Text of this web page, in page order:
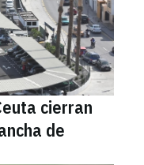
cierran
de